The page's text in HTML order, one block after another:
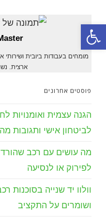
פתח סרגל נגישות
מומחים בעבודות ביובית
ארצית.
פוסטים אחרונים
הגנה עצמית ואומנויות
לביטחון אישי ותגובות
מה עושים עם רכב
לפירוק או לנסיעה
וולוו יד שנייה בסוכנות
ושומרים על התקציב